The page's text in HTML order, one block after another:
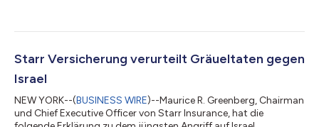
ganz Korea erteilt hat. Paul Choi wurde im Mai 2024 zum CEO
über mehr als 30 Jahre Erfahrung im Versicherungswesen bei
Maklern und Versicherern...
Starr Versicherung verurteilt Gräueltaten gegen
Israel
NEW YORK--(BUSINESS WIRE)--Maurice R. Greenberg, Chairman
und Chief Executive Officer von Starr Insurance, hat die